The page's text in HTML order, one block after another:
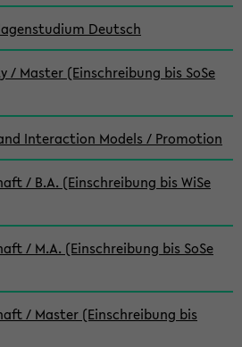
Deutsch
/ Master (Einschreibung bis SoSe
Interaction Models / Promotion
/ B.A. (Einschreibung bis WiSe
/ M.A. (Einschreibung bis SoSe
/ Master (Einschreibung bis